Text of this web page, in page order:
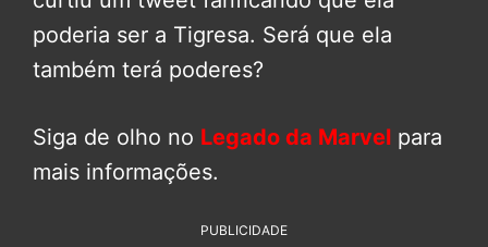
poderia ser a Tigresa. Será que ela
também terá poderes?
Siga de olho no Legado da Marvel para
mais informações.
PUBLICIDADE